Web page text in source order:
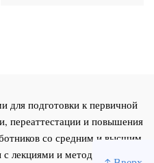
для подготовки к первичной
переаттестации и повышения
со средним и высшим
лекциями и методическими